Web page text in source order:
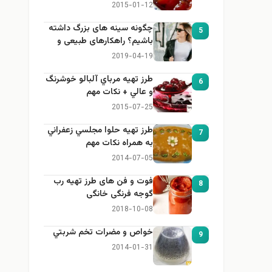
2015-01-12
5
چگونه سینه های بزرگ داشته
باشیم؟ راهکارهای طبیعی و
خانگی برای بزرگ کردن سینه
2019-04-19
6
طرز تهيه مرباي آلبالو خوشرنگ
و عالي + نكات مهم
2015-07-25
7
طرز تهيه حلوا مجلسي زعفراني
به همراه نكات مهم
2014-07-05
8
فوت و فن های طرز تهیه رب
گوجه فرنگی خانگی
2018-10-08
9 خواص و مضرات تخم شربتي
2014-01-31